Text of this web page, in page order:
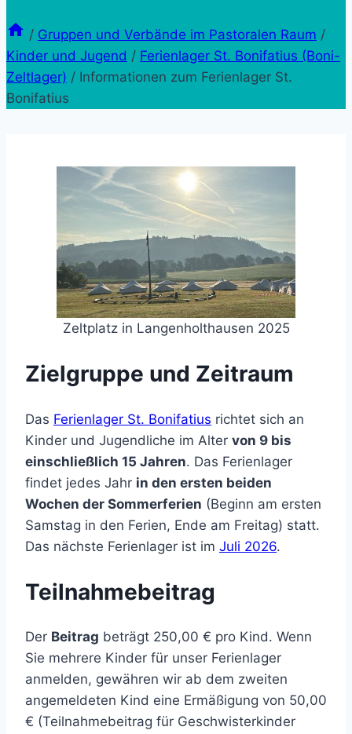
/ Gruppen und Verbände im Pastoralen Raum /
Kinder und Jugend / Ferienlager St. Bonifatius (Boni-
Zeltlager) / Informationen zum Ferienlager St.
Bonifatius
Zeltplatz in Langenholthausen 2025
Zielgruppe und Zeitraum
Das Ferienlager St. Bonifatius richtet sich an
Kinder und Jugendliche im Alter von 9 bis
einschließlich 15 Jahren. Das Ferienlager
findet jedes Jahr in den ersten beiden
Wochen der Sommerferien (Beginn am ersten
Samstag in den Ferien, Ende am Freitag) statt.
Das nächste Ferienlager ist im Juli 2026.
Teilnahmebeitrag
Der Beitrag beträgt 250,00 € pro Kind. Wenn
Sie mehrere Kinder für unser Ferienlager
anmelden, gewähren wir ab dem zweiten
angemeldeten Kind eine Ermäßigung von 50,00
€ (Teilnahmebeitrag für Geschwisterkinder